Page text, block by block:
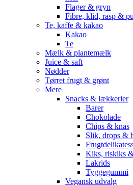
Flager & gryn
Fibre, klid, rasp &
Te, kaffe & kakao
Kakao
Te
Mælk & plantemælk
Juice & saft
Nødder
Tørret frugt & grønt
Mere
Snacks & lækkerier
Barer
Chokolade
Chips & knas
Slik, drops &
Kiks, riskiks
Lakrids
Tyggegummi
Vegansk udvalg